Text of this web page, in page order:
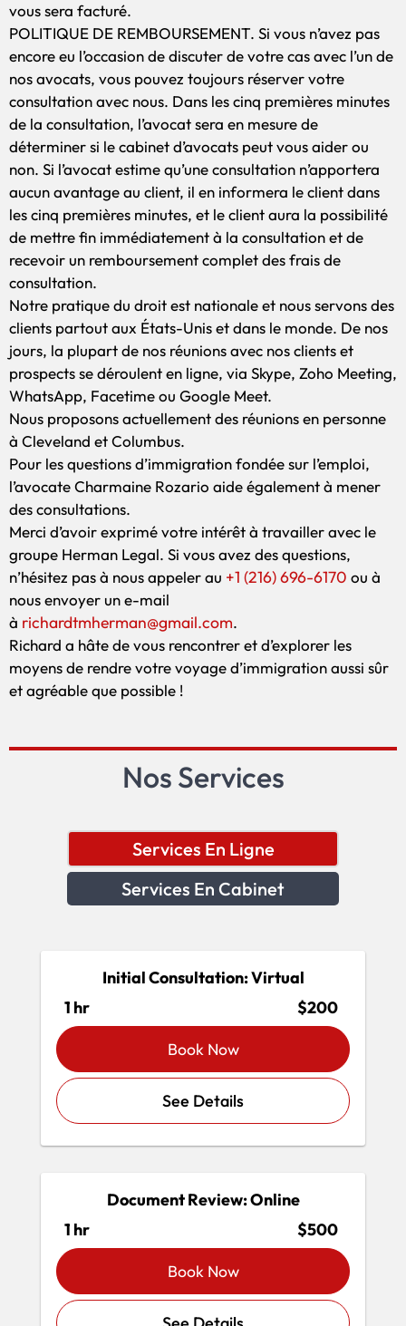
vous sera facturé.
POLITIQUE DE REMBOURSEMENT. Si vous n’avez pas
encore eu l’occasion de discuter de votre cas avec l’un de
nos avocats, vous pouvez toujours réserver votre
consultation avec nous. Dans les cinq premières minutes
de la consultation, l’avocat sera en mesure de
déterminer si le cabinet d’avocats peut vous aider ou
non. Si l’avocat estime qu’une consultation n’apportera
aucun avantage au client, il en informera le client dans
les cinq premières minutes, et le client aura la possibilité
de mettre fin immédiatement à la consultation et de
recevoir un remboursement complet des frais de
consultation.
Notre pratique du droit est nationale et nous servons des
clients partout aux États-Unis et dans le monde. De nos
jours, la plupart de nos réunions avec nos clients et
prospects se déroulent en ligne, via Skype, Zoho Meeting,
WhatsApp, Facetime ou Google Meet.
Nous proposons actuellement des réunions en personne
à Cleveland et Columbus.
Pour les questions d’immigration fondée sur l’emploi,
l’avocate Charmaine Rozario aide également à mener
des consultations.
Merci d’avoir exprimé votre intérêt à travailler avec le
groupe Herman Legal. Si vous avez des questions,
n’hésitez pas à nous appeler au +1 (216) 696-6170 ou à
nous envoyer un e-mail
à richardtmherman@gmail.com.
Richard a hâte de vous rencontrer et d’explorer les
moyens de rendre votre voyage d’immigration aussi sûr
et agréable que possible !
Nos Services
Services En Ligne
Services En Cabinet
Initial Consultation: Virtual
1 hr
$200
See Details
Book Now
Document Review: Online
1 hr
$500
Book Now